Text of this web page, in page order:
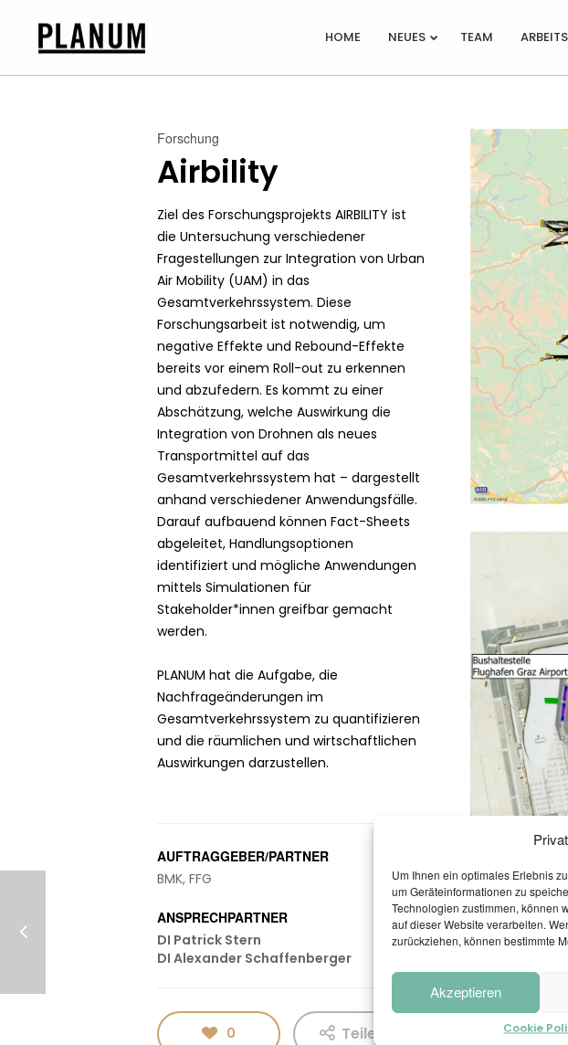
Um Ihnen ein optimales Erlebnis
um Geräteinformationen zu
Technologien zustimmen, können
auf dieser Website verarbeiten.
zurückziehen, können bestimmte
Akzeptieren
Cookie
JULI
2026
PLANUNG
1
JULI
2026
VERKEHRSTECHNIK UND
VERKEHRSMODELLIERUNG:
2
2026
21
2026
DAS
PERSONENVERKEHRSMODELL
BEI DER MOBILITÄTS...
12
MAI
2026
15
APRIL
PLANUM BEIM FFG-
VERNETZUNGSWORKSHOP
9
APRIL
2026
ÖRTLICHES
ASSAIL
HOME NEUES TEAM
Forschung
Airbility
Ziel des Forschungsprojekts AIRBILITY ist
die Untersuchung verschiedener
Fragestellungen zur Integration von Urban
Air Mobility (UAM) in das
Gesamtverkehrssystem. Diese
Forschungsarbeit ist notwendig, um
negative Effekte und Rebound-Effekte
bereits vor einem Roll-out zu erkennen
und abzufedern. Es kommt zu einer
Abschätzung, welche Auswirkung die
Integration von Drohnen als neues
Transportmittel auf das
Gesamtverkehrssystem hat – dargestellt
anhand verschiedener Anwendungsfälle.
Darauf aufbauend können Fact-Sheets
abgeleitet, Handlungsoptionen
identifiziert und mögliche Anwendungen
mittels Simulationen für
Stakeholder*innen greifbar gemacht
werden.
PLANUM hat die Aufgabe, die
Nachfrageänderungen im
Gesamtverkehrssystem zu quantifizieren
und die räumlichen und wirtschaftlichen
Auswirkungen darzustellen.
AUFTRAGGEBER/PARTNER
BMK, FFG
ANSPRECHPARTNER
DI Patrick Stern
DI Alexander Schaffenberger
0 Teilen